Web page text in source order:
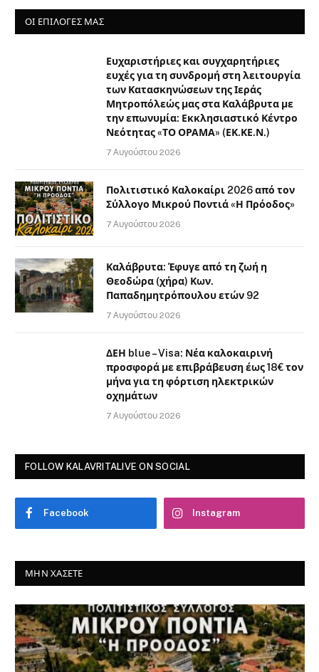
ΟΙ ΕΠΙΛΟΓΈΣ ΜΑΣ
Ευχαριστήριες και συγχαρητήριες
ευχές για τη συνδρομή στη λειτουργία
των Κατασκηνώσεων της Ιεράς
Μητροπόλεώς μας στα Καλάβρυτα με
την επωνυμία: Εκκλησιαστικό Κέντρο
Νεότητας «ΤΟ ΟΡΑΜΑ» (ΕΚ.ΚΕ.Ν.)
7 Αυγούστου 2026
Πολιτιστικό Καλοκαίρι 2026 από τον
Σύλλογο Μικρού Ποντιά «Η Πρόοδος»
7 Αυγούστου 2026
Καλάβρυτα: Έφυγε από τη ζωή η
Θεοδώρα (χήρα) Κων.
Παπαδημητρόπουλου ετών 92
7 Αυγούστου 2026
ΔΕΗ blue – Visa: Νέα καλοκαιρινή
προσφορά με επιβράβευση έως 18€ τον
μήνα για τη φόρτιση ηλεκτρικών
οχημάτων
7 Αυγούστου 2026
FOLLOW KALAVRITALIVE ON SOCIAL
Facebook Instagram
ΜΗΝ ΧΆΣΕΤΕ